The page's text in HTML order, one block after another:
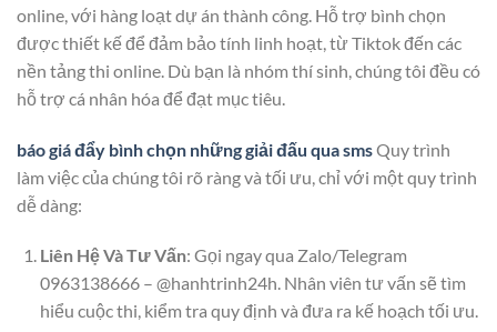
online, với hàng loạt dự án thành công. Hỗ trợ bình chọn
được thiết kế để đảm bảo tính linh hoạt, từ Tiktok đến các
nền tảng thi online. Dù bạn là nhóm thí sinh, chúng tôi đều có
hỗ trợ cá nhân hóa để đạt mục tiêu.
báo giá đẩy bình chọn những giải đấu qua smsQuy trình
làm việc của chúng tôi rõ ràng và tối ưu, chỉ với một quy trình
dễ dàng:
Liên Hệ Và Tư Vấn: Gọi ngay qua Zalo/Telegram
0963138666 – @hanhtrinh24h. Nhân viên tư vấn sẽ tìm
hiểu cuộc thi, kiểm tra quy định và đưa ra kế hoạch tối ưu.